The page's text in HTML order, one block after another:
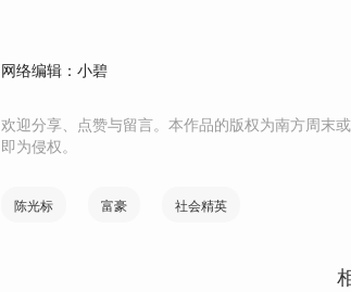
网络编辑：小碧
欢迎分享、点赞与留言。本作品的版权为南方周末
即为侵权。
陈光标 富豪 社会精英